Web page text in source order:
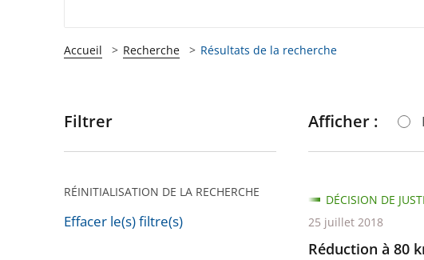
Accueil Recherche Résultats de la recherche
Passer
pour
après
Filtrer
RÉINITIALISATION DE LA RECHERCHE
Effacer le(s) filtre(s)
Afficher :
Réduction à 80
DÉCISION DE
25 juillet 2018